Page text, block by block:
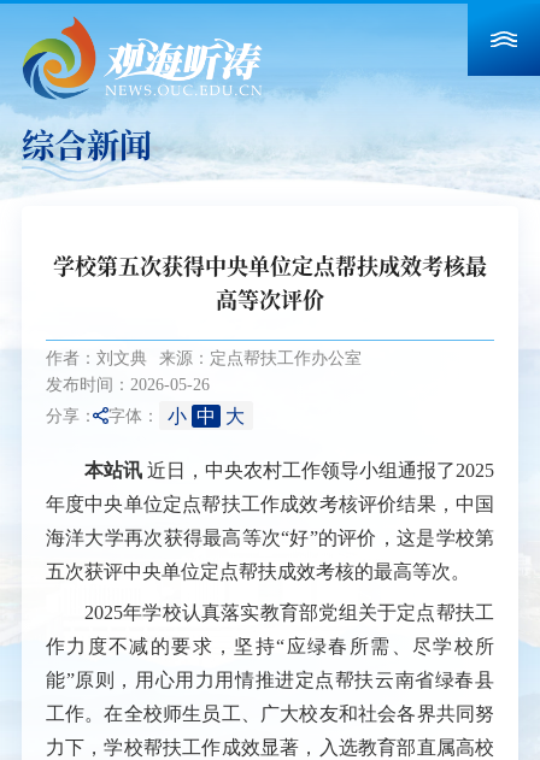
综合新闻
学校第五次获得中央单位定点帮扶成效考核最
高等次评价
作者：刘文典
来源：定点帮扶工作办公室
发布时间：2026-05-26
分享： 字体： 小 中 大
本站讯 近日，中央农村工作领导小组通报了2025
年度中央单位定点帮扶工作成效考核评价结果，中国
海洋大学再次获得最高等次“好”的评价，这是学校第
五次获评中央单位定点帮扶成效考核的最高等次。
2025年学校认真落实教育部党组关于定点帮扶工
作力度不减的要求，坚持“应绿春所需、尽学校所
能”原则，用心用力用情推进定点帮扶云南省绿春县
工作。在全校师生员工、广大校友和社会各界共同努
力下，学校帮扶工作成效显著，入选教育部直属高校